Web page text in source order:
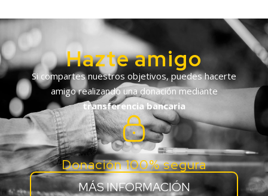
Hazte amigo
Si compartes nuestros objetivos, puedes hacerte
amigo realizando una donación mediante
transferencia bancaria
Donación 100% segura
MÁS INFORMACIÓN